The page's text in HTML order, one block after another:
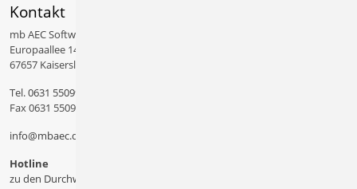
Kontakt
mb AEC Software GmbH
Europaallee 14
67657 Kaiserslautern
Tel.0631 550999 11
Fax 0631 550999 20
info@mbaec.de
Hotline
zu den Durchwahlen